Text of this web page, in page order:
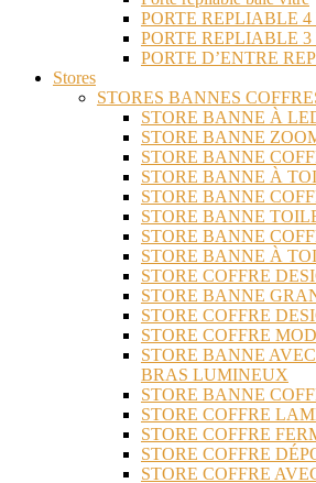
PORTE REPLIABLE
PORTE REPLIABLE
PORTE D’ENTRE
Stores
STORES BANNES
STORE BANNE À
STORE BANNE
STORE BANNE
STORE BANNE À
STORE BANNE
STORE BANNE
STORE BANNE
STORE BANNE À
STORE COFFRE
STORE BANNE
STORE COFFRE
STORE COFFRE
STORE BANNE
BRAS LUMINEUX
STORE BANNE
STORE COFFRE
STORE COFFRE
STORE COFFRE
STORE COFFRE